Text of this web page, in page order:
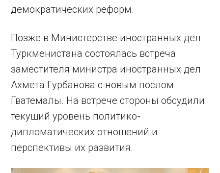
демократических реформ.
Позже в Министерстве иностранных дел
Туркменистана состоялась встреча
заместителя министра иностранных дел
Ахмета Гурбанова с новым послом
Гватемалы. На встрече стороны обсудили
текущий уровень политико-
дипломатических отношений и
перспективы их развития.